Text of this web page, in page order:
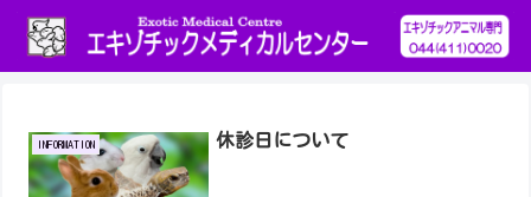
INFORMATION 休診日について